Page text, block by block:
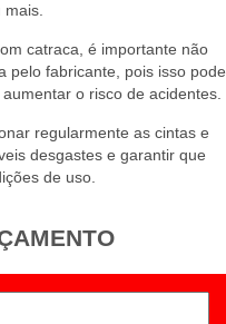
catraca, é importante não
pelo fabricante, pois isso pode
o risco de acidentes.
regularmente as cintas e
desgastes e garantir que
de uso.